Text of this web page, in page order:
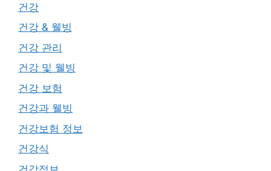
건강
건강 & 웰빙
건강 관리
건강 및 웰빙
건강 보험
건강과 웰빙
건강보험 정보
건강식